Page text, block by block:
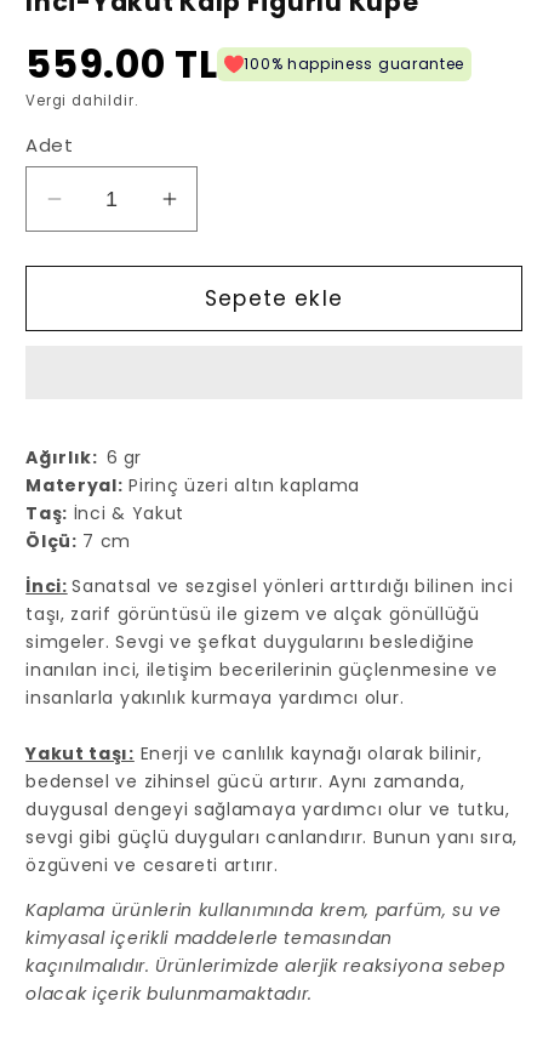
559.00 TL 100% happiness guarantee
Vergi dahildir.
Adet
Yakut
Kalp
Küpe
İnci-
Yakut
Kalp
Figürlü
Küpe
Sepete ekle
Ağırlık: 6 gr
Materyal: Pirinç üzeri altın kaplama
Taş: İnci & Yakut
Ölçü: 7 cm
İnci: Sanatsal ve sezgisel yönleri arttırdığı bilinen inci
taşı, zarif görüntüsü ile gizem ve alçak gönüllüğü
simgeler. Sevgi ve şefkat duygularını beslediğine
inanılan inci, iletişim becerilerinin güçlenmesine ve
insanlarla yakınlık kurmaya yardımcı olur.
Yakut taşı: Enerji ve canlılık kaynağı olarak bilinir,
bedensel ve zihinsel gücü artırır. Aynı zamanda,
duygusal dengeyi sağlamaya yardımcı olur ve tutku,
sevgi gibi güçlü duyguları canlandırır. Bunun yanı sıra,
özgüveni ve cesareti artırır.
Kaplama ürünlerin kullanımında krem, parfüm, su ve
kimyasal içerikli maddelerle temasından
kaçınılmalıdır. Ürünlerimizde alerjik reaksiyona sebep
olacak içerik bulunmamaktadır.